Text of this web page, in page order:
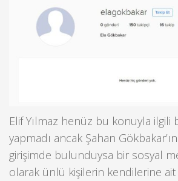
Elif Yılmaz henüz bu konuyla ilgili
yapmadı ancak Şahan
girişimde bulunduysa bir sosyal
olarak ünlü kişilerin kendilerine